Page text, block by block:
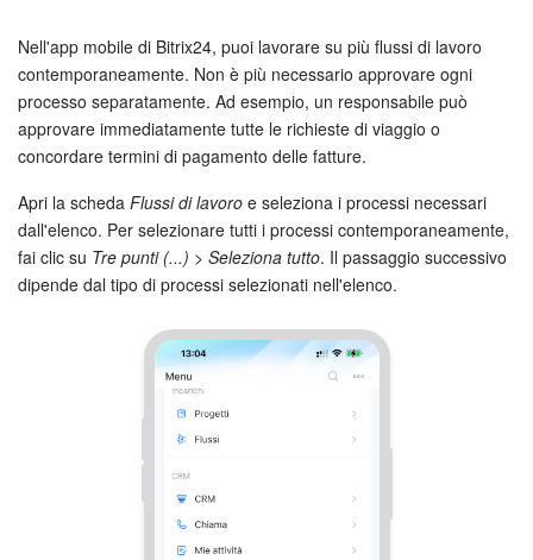
CoPilot: IA in Bitrix24
Feed
Messenger
Collab
Bitrix24 Drive
Webmail
Gruppi di lavoro
Incarichi e progetti
Nell'app mobile di Bitrix24, puoi lavorare su più flussi di lavoro
contemporaneamente. Non è più necessario approvare ogni
processo separatamente. Ad esempio, un responsabile può
approvare immediatamente tutte le richieste di viaggio o
concordare termini di pagamento delle fatture.
Apri la scheda Flussi di lavoro e seleziona i processi necessari
dall'elenco. Per selezionare tutti i processi contemporaneamente,
fai clic su Tre punti (...) > Seleziona tutto. Il passaggio successivo
dipende dal tipo di processi selezionati nell'elenco.